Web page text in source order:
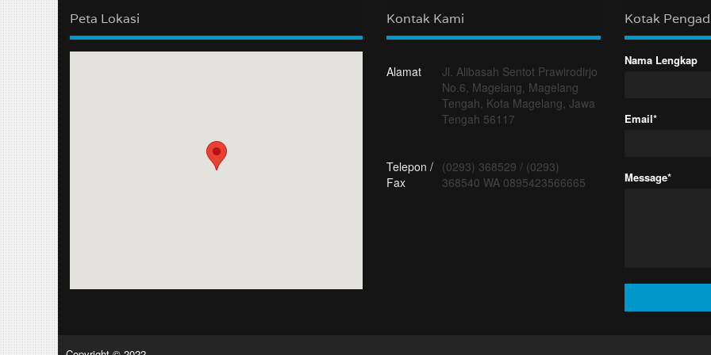
Peta Lokasi Kontak Kami
Alamat
Jl. Alibasah Sentot Prawirodirjo
No.6, Magelang, Magelang
Tengah, Kota Magelang, Jawa
Tengah 56117
Telepon /
Fax
(0293) 368529/ (0293)
368540 WA 0895423566665
Kotak
Nama Lengkap
Email*
Message*